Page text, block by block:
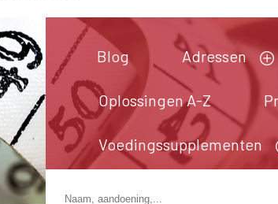
Blog Adressen
Oplossingen A-Z
Voedingssupplementen